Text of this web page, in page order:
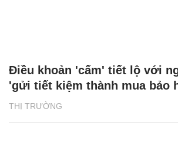
THỊ TRƯỜNG
Điều khoản 'cấm' tiết lộ với
'gửi tiết kiệm thành mua bảo